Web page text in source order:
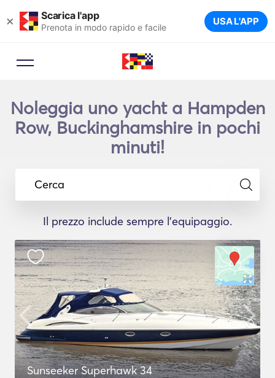
× Scarica l'app
Prenota in modo rapido e facile USA L'APP
Noleggia uno yacht a Hampden
Row, Buckinghamshire in pochi
minuti!
Cerca
Il prezzo include sempre l'equipaggio.
Sunseeker Superhawk 34